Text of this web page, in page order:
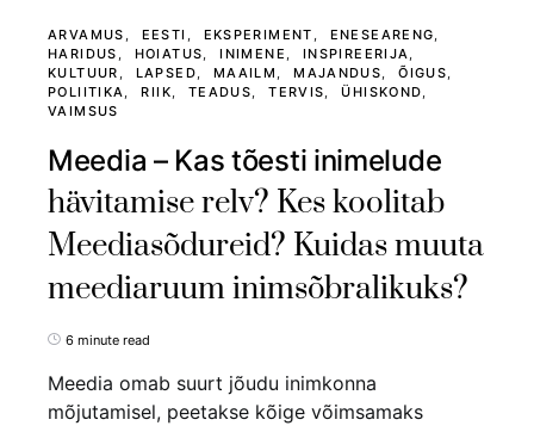
ARVAMUS EESTI EKSPERIMENT
ENESEARENG
HARIDUS
HOIATUS INIMENE
INSPIREERIJA
KULTUUR
LAPSED MAAILM MAJANDUS
ÕIGUS
POLIITIKA
RIIK TEADUS TERVIS
ÜHISKOND
VAIMSUS
Meedia – Kas tõesti inimelude
hävitamise relv? Kes koolitab
Meediasõdureid? Kuidas muuta
meediaruum inimsõbralikuks?
6 minute read
Meedia omab suurt jõudu inimkonna
mõjutamisel, peetakse kõige võimsamaks